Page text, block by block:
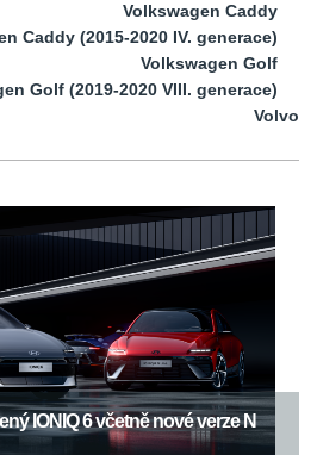
Volkswagen Caddy
Caddy (2015-2020 IV. generace)
Volkswagen Golf
Golf (2019-2020 VIII. generace)
Volvo
IONIQ 6 včetně nové verze N